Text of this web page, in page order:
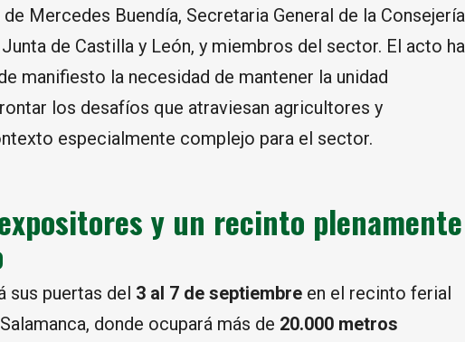
de Mercedes Buendía, Secretaria General de la Consejería
de Castilla y León, y miembros del sector. El acto ha
manifiesto la necesidad de mantener la unidad
los desafíos que atraviesan agricultores y
especialmente complejo para el sector.
y un recinto plenamente
sus puertas del 3 al 7 de septiembre en el recinto ferial
donde ocupará más de 20.000 metros